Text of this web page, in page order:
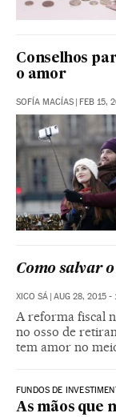
Conselhos
o amor
SOFÍA MACÍAS | FEB 15,
Como salvar
XICO SÁ | AUG 28, 2015 -
A reforma fiscal
no osso de
tem amor no
FUNDOS DE
As mãos que